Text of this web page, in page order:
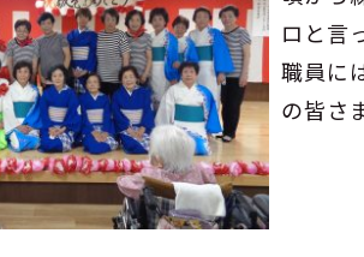
ロと言
職員に
の皆さ